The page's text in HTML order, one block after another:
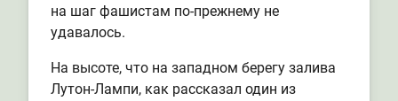
на шаг фашистам по-прежнему не
удавалось.
На высоте, что на западном берегу залива
Лутон-Лампи, как рассказал один из